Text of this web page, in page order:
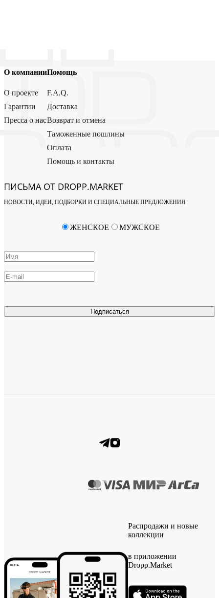
О компании
О проекте
Гарантии
Пресса о нас
Помощь
F.A.Q.
Доставка
Возврат и отмена
Таможенные пошлины
Оплата
Помощь и контакты
ПИСЬМА ОТ DROPP.MARKET
НОВОСТИ, ИДЕИ, ПОДБОРКИ И СПЕЦИАЛЬНЫЕ ПРЕДЛОЖЕНИЯ
Подписаться
ЖЕНСКОЕ МУЖСКОЕ
Распродажи и новые
коллекции
в приложении
Dropp.Market